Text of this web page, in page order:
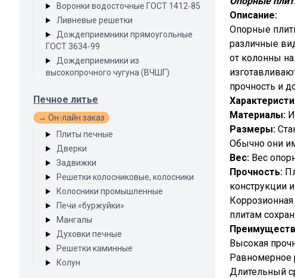
Воронки водосточные ГОСТ 1412-85
Ливневые решетки
Дождеприемники прямоугольные
ГОСТ 3634-99
Дождеприемники из
высокопрочного чугуна (ВЧШГ)
Печное литье
→ Он-лайн заказ
Плиты печные
Дверки
Задвижки
Решетки колосниковые, колосники
Колосники промышленные
Печи «буржуйки»
Мангалы
Духовки печные
Решетки каминные
Колун
Описание:
Опорные
различные
от колонны
прочность и
Материалы:
Размеры:
Обычно они
Вес: Вес
Прочность:
конструкции
плитам
Высокая
Равномерное
Длительный